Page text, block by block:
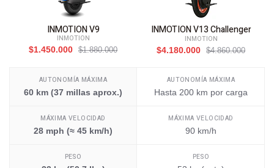
INMOTION V9
INMOTION
$1.450.000
$1.880.000
AUTONOMÍA MÁXIMA
60 km (37 millas aprox.)
MÁXIMA VELOCIDAD
28 mph (≈ 45 km/h)
PESO
INMOTION V13 Challenger
INMOTION
$4.180.000
$4.860.000
AUTONOMÍA MÁXIMA
Hasta 200 km por carga
MÁXIMA VELOCIDAD
90 km/h
PESO